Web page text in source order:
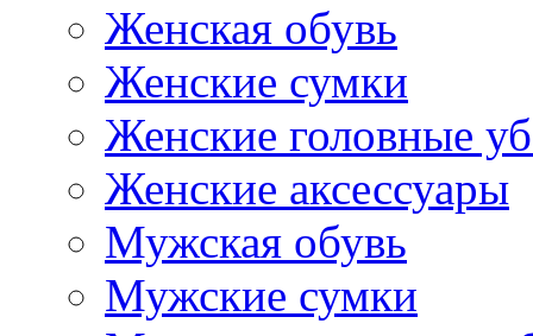
Женская обувь
Женские сумки
Женские головные
Женские аксессуары
Мужская обувь
Мужские сумки